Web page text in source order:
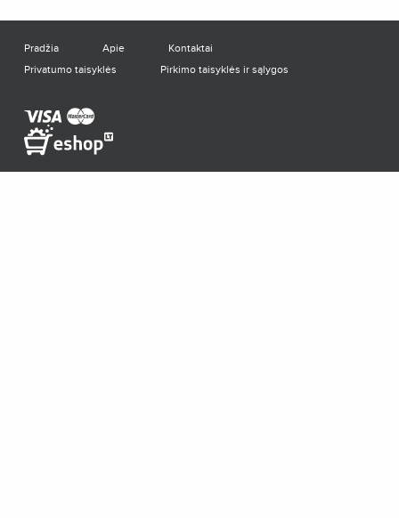
Pradžia Apie
Kontaktai
Privatumo taisyklės
Pirkimo taisyklės ir sąlygos